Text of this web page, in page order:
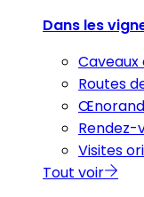
Dans les
Routes
Rendez-
Visites
Tout voir